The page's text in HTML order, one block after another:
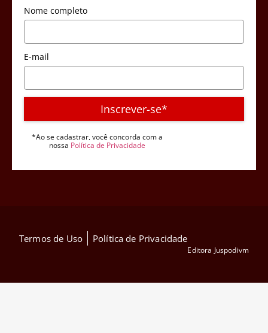
Nome completo
E-mail
Inscrever-se*
*Ao se cadastrar, você concorda com a
nossa Política de Privacidade
Termos de Uso Política de Privacidade
Editora Juspodivm